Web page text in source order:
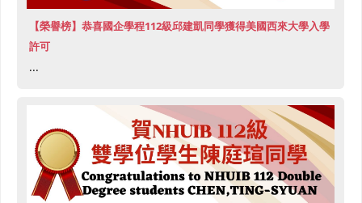
【榮譽榜】恭喜國企學程112級邱建凱同學獲得美國西來大學入學
許可
...